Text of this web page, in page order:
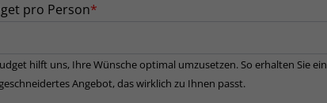
pro Person
hilft uns, Ihre Wünsche optimal umzusetzen. So erhalten Sie ein
Angebot, das wirklich zu Ihnen passt.